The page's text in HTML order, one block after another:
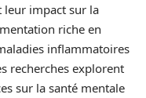
leur impact sur la
riche en
inflammatoires
recherches explorent
sur la santé mentale